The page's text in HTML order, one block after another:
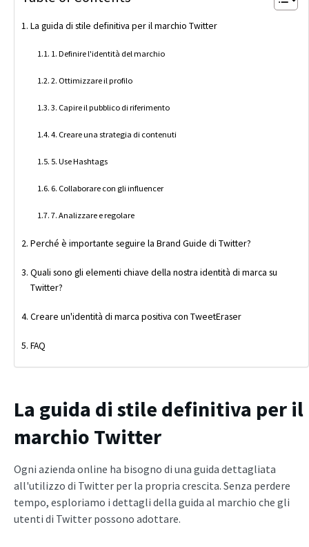
La guida di stile definitiva per il marchio Twitter
1. Definire l'identità del marchio
2. Ottimizzare il profilo
3. Capire il pubblico di riferimento
4. Creare una strategia di contenuti
5. Use Hashtags
6. Collaborare con gli influencer
7. Analizzare e regolare
Perché è importante seguire la Brand Guide di Twitter?
Quali sono gli elementi chiave della nostra identità di marca su
Twitter?
Creare un'identità di marca positiva con TweetEraser
FAQ
La guida di stile definitiva per il
marchio Twitter
Ogni azienda online ha bisogno di una guida dettagliata
all'utilizzo di Twitter per la propria crescita. Senza perdere
tempo, esploriamo i dettagli della guida al marchio che gli
utenti di Twitter possono adottare.